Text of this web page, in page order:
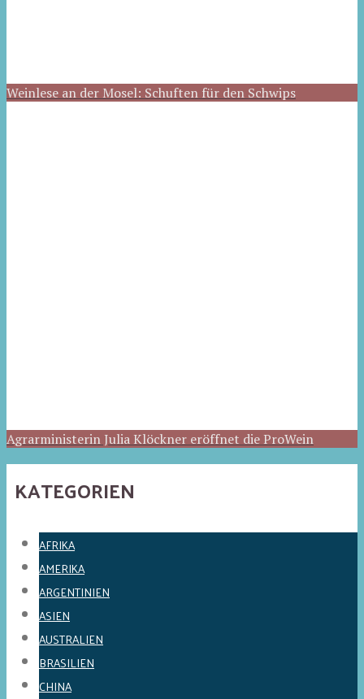
Weinlese an der Mosel: Schuften für den Schwips
Agrarministerin Julia Klöckner eröffnet die ProWein
KATEGORIEN
AFRIKA
AMERIKA
ARGENTINIEN
ASIEN
AUSTRALIEN
BRASILIEN
CHINA